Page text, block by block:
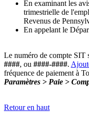
En examinant les
trimestrielle de
Revenus de
En appelant le
Le numéro de compte SIT
####, ou ####-####.
fréquence de paiement à
Paramètres > Paie >
Retour en haut